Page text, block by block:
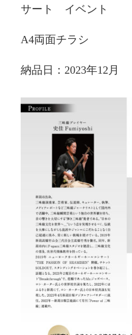
サート イベント
A4両面チラシ
納品日：2023年12月